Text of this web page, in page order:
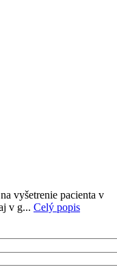
vyšetrenie pacienta v
v g... Celý popis